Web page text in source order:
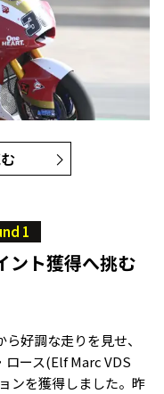
1
ント獲得へ挑む
好調な走りを見せ、
ース(Elf Marc VDS
ンを獲得しました。昨